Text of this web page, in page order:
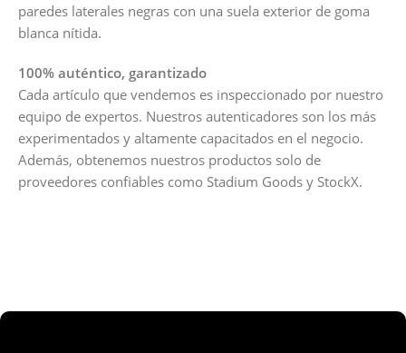
paredes laterales negras con una suela exterior de goma
blanca nítida.
100% auténtico, garantizado
Cada artículo que vendemos es inspeccionado por nuestro
equipo de expertos. Nuestros autenticadores son los más
experimentados y altamente capacitados en el negocio.
Además, obtenemos nuestros productos solo de
proveedores confiables como Stadium Goods y StockX.